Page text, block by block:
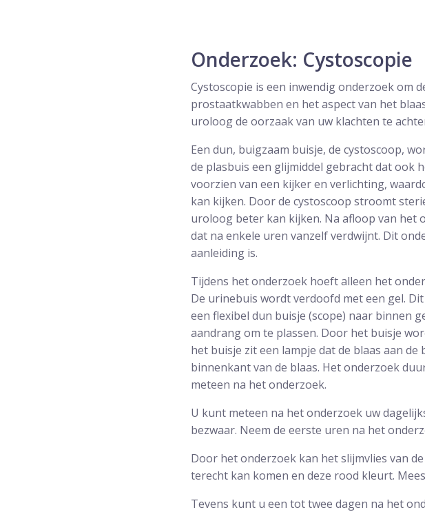
Onderzoek: Cystoscopie
Cystoscopie is een inwendig onderzoek om
prostaatkwabben en het aspect van het
uroloog de oorzaak van uw klachten te
Een dun, buigzaam buisje, de cystoscoop,
de plasbuis een glijmiddel gebracht dat ook
voorzien van een kijker en verlichting,
kan kijken. Door de cystoscoop stroomt
uroloog beter kan kijken. Na afloop van het
dat na enkele uren vanzelf verdwijnt. Dit
aanleiding is.
Tijdens het onderzoek hoeft alleen het
De urinebuis wordt verdoofd met een gel.
een flexibel dun buisje (scope) naar binnen
aandrang om te plassen. Door het buisje
het buisje zit een lampje dat de blaas aan
binnenkant van de blaas. Het onderzoek
meteen na het onderzoek.
U kunt meteen na het onderzoek uw
bezwaar. Neem de eerste uren na het
Door het onderzoek kan het slijmvlies van
terecht kan komen en deze rood kleurt.
Tevens kunt u een tot twee dagen na het